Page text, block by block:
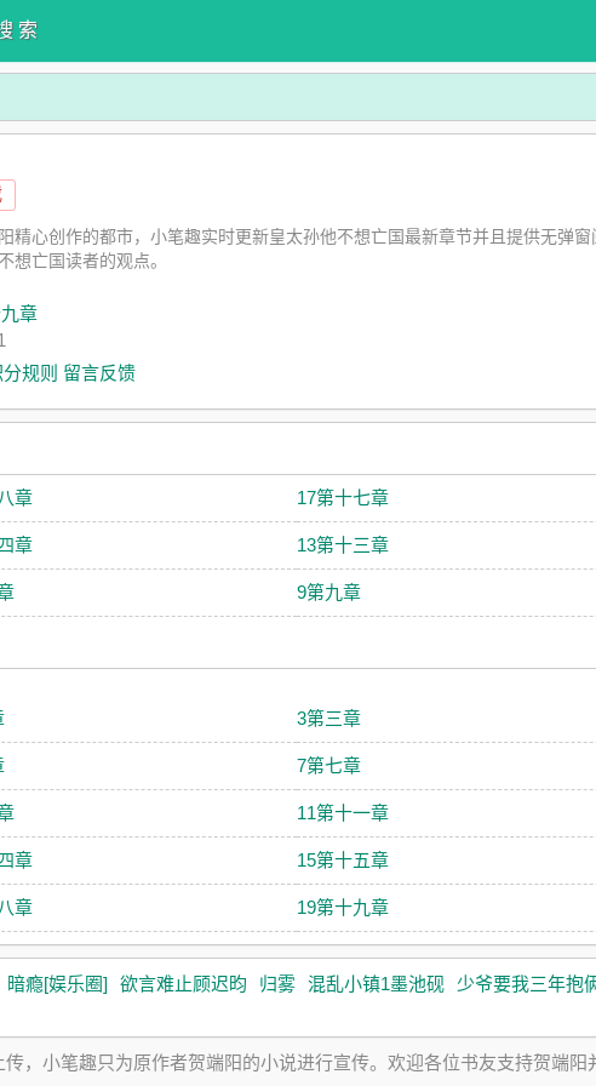
索
精心创作的都市，小笔趣实时更新皇太孙他不想亡国最新章节并且提供无弹
想亡国读者的观点。
章
规则 留言反馈
章 17第十七章
章 13第十三章
9第九章
3第三章
7第七章
11第十一章
章 15第十五章
章 19第十九章
暗瘾[娱乐圈] 欲言难止顾迟昀 归雾 混乱小镇1墨池砚 少爷要我三年抱
，小笔趣只为原作者贺端阳的小说进行宣传。欢迎各位书友支持贺端阳